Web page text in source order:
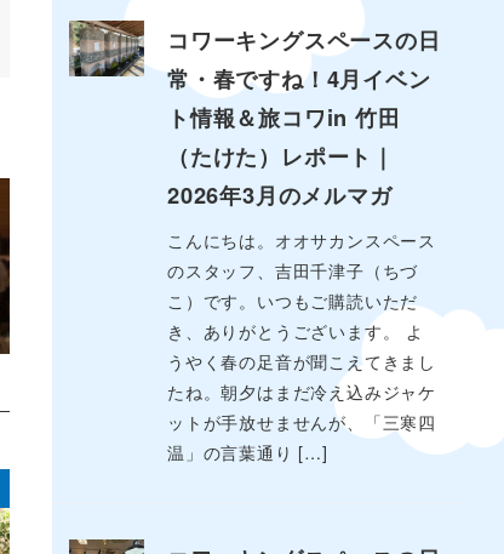
コワーキングスペースの日
常・春ですね！4月イベン
ト情報＆旅コワin 竹田
（たけた）レポート｜
2026年3月のメルマガ
こんにちは。オオサカンスペース
のスタッフ、吉田千津子（ちづ
こ）です。いつもご購読いただ
き、ありがとうございます。 よ
うやく春の足音が聞こえてきまし
たね。朝夕はまだ冷え込みジャケ
ットが手放せませんが、「三寒四
温」の言葉通り […]